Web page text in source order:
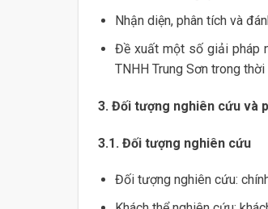
Nhận diện, phân tích và
Đề xuất một số giải pháp
TNHH Trung Sơn trong
3. Đối tượng nghiên cứu và
3.1. Đối tượng nghiên cứu
Đối tượng nghiên cứu: